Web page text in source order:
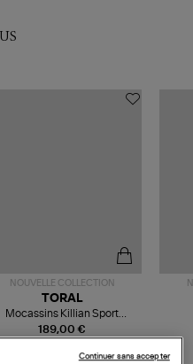
NOUVELLE COLLECTION
189,00 €
TORAL
Mocassins Killian Sport
Mousse
Continuer sans accepter